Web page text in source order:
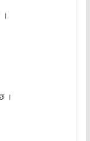
।
।